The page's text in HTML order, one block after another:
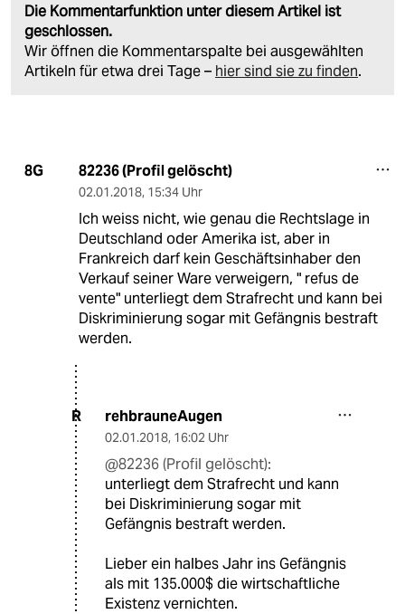
Die Kommentarfunktion unter diesem Artikel ist
geschlossen.
Wir öffnen die Kommentarspalte bei ausgewählten
Artikeln für etwa drei Tage – hier sind sie zu finden.
8G 82236 (Profil gelöscht)
02.01.2018, 15:34 Uhr
Ich weiss nicht, wie genau die Rechtslage in
Deutschland oder Amerika ist, aber in
Frankreich darf kein Geschäftsinhaber den
Verkauf seiner Ware verweigern, " refus de
vente" unterliegt dem Strafrecht und kann bei
Diskriminierung sogar mit Gefängnis bestraft
werden.
R rehbrauneAugen
02.01.2018, 16:02 Uhr
@82236 (Profil gelöscht):
unterliegt dem Strafrecht und kann
bei Diskriminierung sogar mit
Gefängnis bestraft werden.
Lieber ein halbes Jahr ins Gefängnis
als mit 135.000$ die wirtschaftliche
Existenz vernichten.